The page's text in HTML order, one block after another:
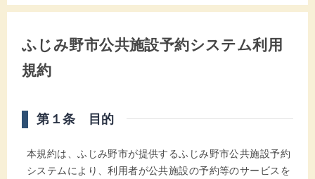
ふじみ野市公共施設予約システム利用
規約
第１条 目的
本規約は、ふじみ野市が提供するふじみ野市公共施設予約
システムにより、利用者が公共施設の予約等のサービスを